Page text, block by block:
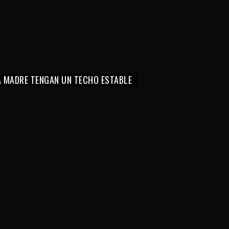
TENGAN UN TECHO ESTABLE